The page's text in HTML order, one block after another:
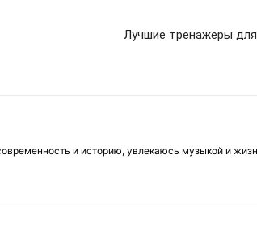
Лучшие тренажеры
и историю, увлекаюсь музыкой и